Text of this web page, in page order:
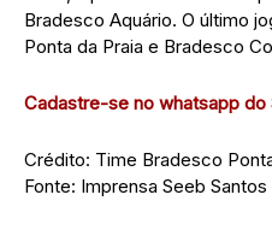
Bradesco Aquário. O último
Ponta da Praia e Bradesco
Cadastre-se no whatsapp do
Crédito: Time Bradesco
Fonte: Imprensa Seeb Santos